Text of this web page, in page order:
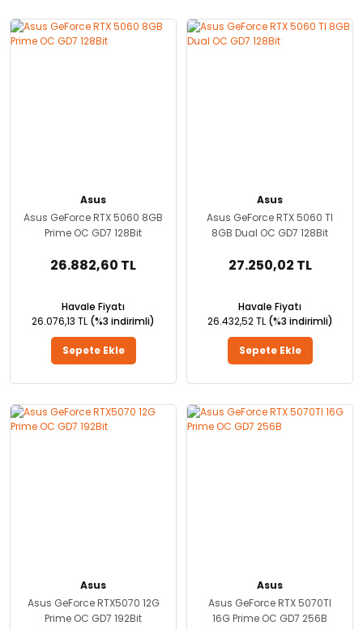
Asus
Asus GeForce RTX 5060 8GB
Prime OC GD7 128Bit
26.882,60 TL
Havale Fiyatı
26.076,13 TL (%3 indirimli)
Sepete Ekle
Asus
Asus GeForce RTX 5060 TI
8GB Dual OC GD7 128Bit
27.250,02 TL
Havale Fiyatı
26.432,52 TL (%3 indirimli)
Sepete Ekle
Asus
Asus GeForce RTX5070 12G
Prime OC GD7 192Bit
Asus
Asus GeForce RTX 5070TI
16G Prime OC GD7 256B